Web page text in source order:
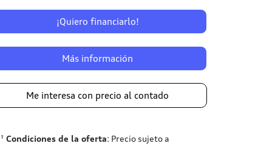
¡Quiero financiarlo!
Más información
Me interesa con precio al contado
¹ Condiciones de la oferta: Precio sujeto a